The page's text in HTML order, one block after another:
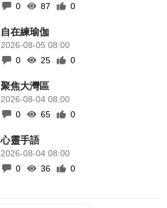
0
87 0
自在練瑜伽
2026-08-05 08:00
0
25 0
聚焦大灣區
2026-08-04 08:00
0
65 0
心靈手語
2026-08-04 08:00
0
36 0